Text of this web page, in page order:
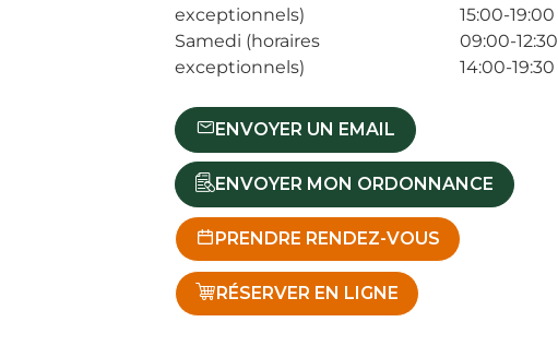
exceptionnels)
15:00-19:00
Samedi (horaires
exceptionnels)
09:00-12:30
14:00-19:30
ENVOYER UN EMAIL
ENVOYER MON ORDONNANCE
PRENDRE RENDEZ-VOUS
RÉSERVER EN LIGNE